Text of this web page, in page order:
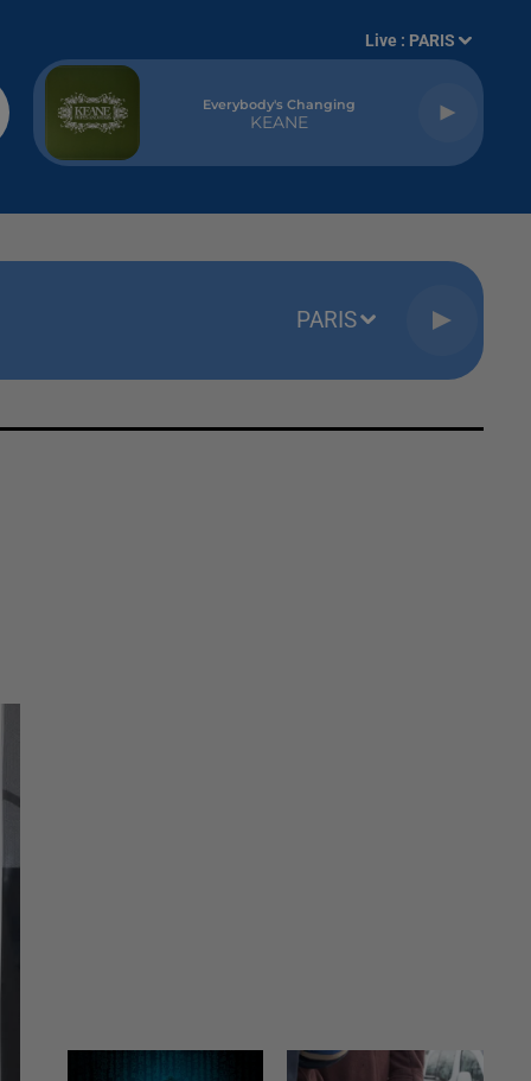
Live : PARIS
Everybody's Changing
KEANE
PARIS